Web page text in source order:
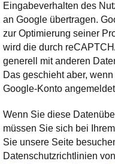
Eingabeverhalten des
an Google übertragen.
zur Optimierung seiner
wird die durch
generell mit anderen
Das geschieht aber,
Google-Konto
Wenn Sie diese
müssen Sie sich bei
Sie unsere Seite
Datenschutzrichtlinien